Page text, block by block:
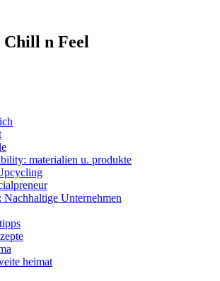
n Feel
materialien u. produkte
Nachhaltige Unternehmen
heimat